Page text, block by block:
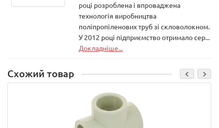
році розроблена і впроваджена
технологія виробництва
поліпропіленових труб зі скловолокном.
У 2012 році підприємство отримало сер...
Докладніше...
Схожий товар